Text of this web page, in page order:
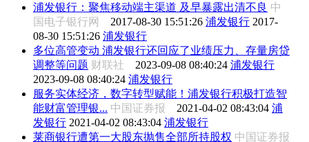
浦发银行：聚焦移动端主渠道 及早暴露出清不良 中
国电子银行网 2017-08-30 15:51:26 浦发银行 2017-
08-30 15:51:26 浦发银行
多位高管变动 浦发银行还回应了业绩压力、存量房贷
调整等问题 财联社 2023-09-08 08:40:24 浦发银行
2023-09-08 08:40:24 浦发银行
服务实体经济，数字转型赋能！浦发银行积极打造智
能财富管理银... 中国证券报 2021-04-02 08:43:04 浦
发银行 2021-04-02 08:43:04 浦发银行
莱商银行遭第一大股东抛售全部所持股权 中国证券报